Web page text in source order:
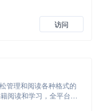
访问
管理和阅读各种格式的
阅读和学习，全平台全